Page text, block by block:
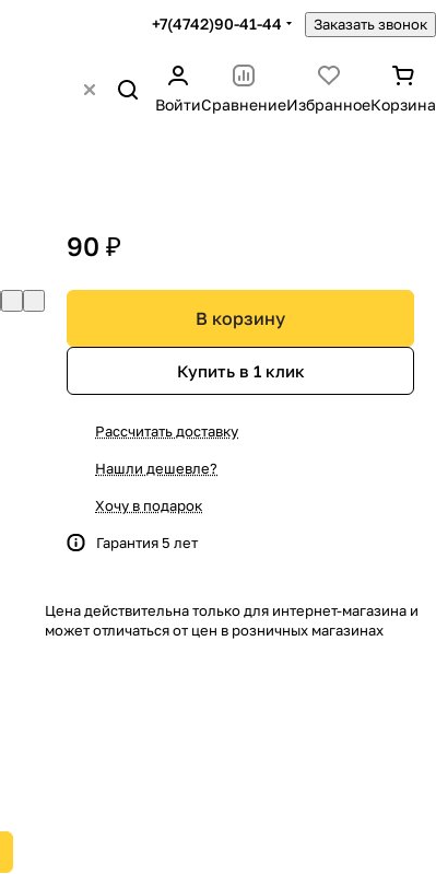
+7(4742)90-41-44 Заказать звонок
ВойтиСравнениеИзбранноеКорзина
90 ₽
В корзину
Купить в 1 клик
Рассчитать доставку
Нашли дешевле?
Хочу в подарок
Гарантия 5 лет
Цена действительна только для интернет-магазина и
может отличаться от цен в розничных магазинах